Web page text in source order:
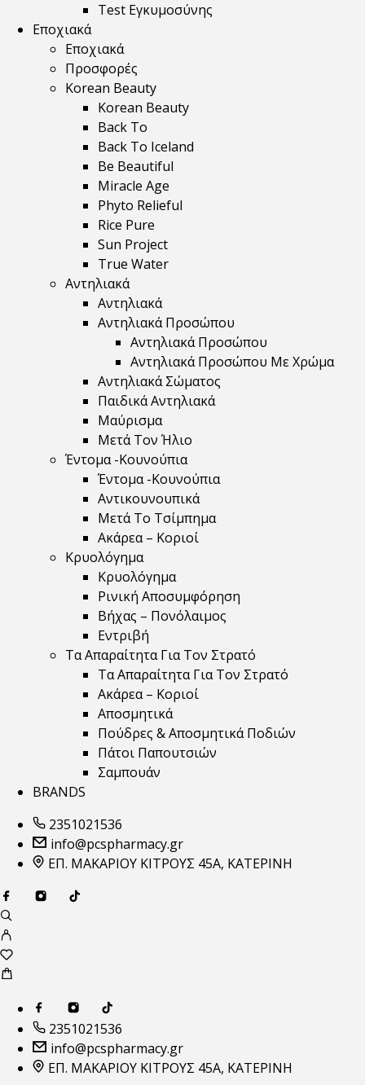
Test Εγκυμοσύνης
Εποχιακά
Εποχιακά
Προσφορές
Korean Beauty
Korean Beauty
Back To
Back To Iceland
Be Beautiful
Miracle Age
Phyto Relieful
Rice Pure
Sun Project
True Water
Αντηλιακά
Αντηλιακά
Αντηλιακά Προσώπου
Αντηλιακά Προσώπου
Αντηλιακά Προσώπου Με Χρώμα
Αντηλιακά Σώματος
Παιδικά Αντηλιακά
Μαύρισμα
Mετά Τον Ήλιο
Έντομα -Κουνούπια
Έντομα -Κουνούπια
Αντικουνουπικά
Μετά Το Τσίμπημα
Ακάρεα – Κοριοί
Κρυολόγημα
Κρυολόγημα
Ρινική Αποσυμφόρηση
Βήχας – Πονόλαιμος
Εντριβή
Τα Απαραίτητα Για Τον Στρατό
Τα Απαραίτητα Για Τον Στρατό
Ακάρεα – Κοριοί
Αποσμητικά
Πούδρες & Αποσμητικά Ποδιών
Πάτοι Παπουτσιών
Σαμπουάν
BRANDS
2351021536
info@pcspharmacy.gr
ΕΠ. ΜΑΚΑΡΙΟΥ ΚΙΤΡΟΥΣ 45Α, ΚΑΤΕΡΙΝΗ
2351021536
info@pcspharmacy.gr
ΕΠ. ΜΑΚΑΡΙΟΥ ΚΙΤΡΟΥΣ 45Α, ΚΑΤΕΡΙΝΗ